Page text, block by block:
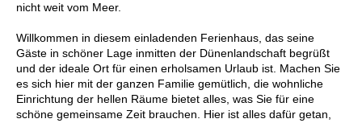
nicht weit vom Meer.
Willkommen in diesem einladenden Ferienhaus, das seine
Gäste in schöner Lage inmitten der Dünenlandschaft begrüßt
und der ideale Ort für einen erholsamen Urlaub ist. Machen Sie
es sich hier mit der ganzen Familie gemütlich, die wohnliche
Einrichtung der hellen Räume bietet alles, was Sie für eine
schöne gemeinsame Zeit brauchen. Hier ist alles dafür getan,